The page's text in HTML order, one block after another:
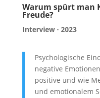
Warum spürt man
Freude?
Interview · 2023
Psychologische
negative
positive und wie
und emotionalem